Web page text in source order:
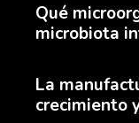
Qué
microbiota
La
crecimiento